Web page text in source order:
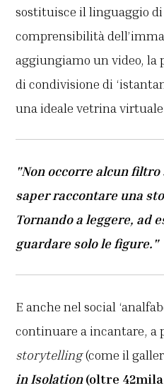
sostituisce il linguaggio
comprensibilità
aggiungiamo un video,
di condivisione di
una ideale vetrina
"Non occorre alcun filtro
saper raccontare una
Tornando a leggere, ad
guardare solo le figure."
E anche nel social
continuare a incantare, a
storytelling(come il
in Isolation(oltre